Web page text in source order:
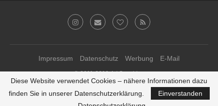
Impressum Datenschutz Werbung E-Mail
© 2011-2019 Ari Sunshine
Theme-Anpassungen vonkathastrophal.de♥
ZURÜCK ZUM SEITENANFANG
Diese Website verwendet Cookies – nähere Informationen dazu
finden Sie in unserer Datenschutzerklärung.
Einverstanden